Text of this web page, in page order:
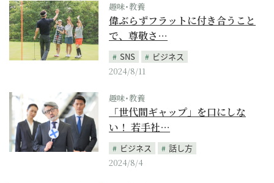
趣味･教養
偉ぶらずフラットに付き合うこと
で、尊敬さ…
SNS
ビジネス
2024/8/11
趣味･教養
「世代間ギャップ」を口にしな
い！ 若手社…
ビジネス
話し方
2024/8/4